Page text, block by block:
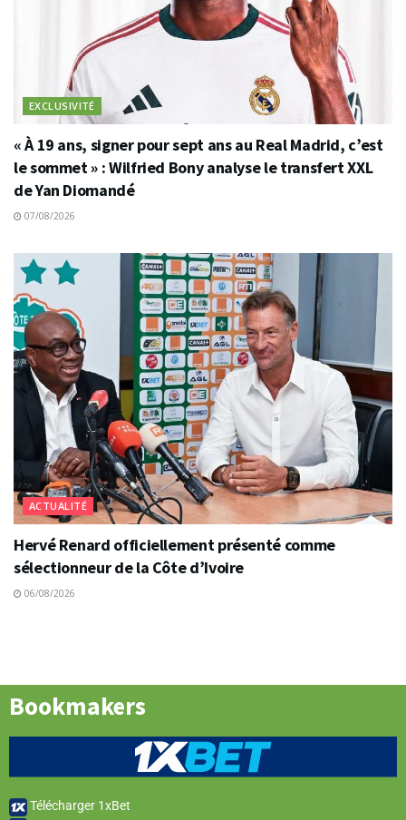
EXCLUSIVITÉ
« À 19 ans, signer pour sept ans au Real Madrid, c’est
le sommet » : Wilfried Bony analyse le transfert XXL
de Yan Diomandé
07/08/2026
ACTUALITÉ
Hervé Renard officiellement présenté comme
sélectionneur de la Côte d’Ivoire
06/08/2026
Bookmakers
Télécharger 1xBet